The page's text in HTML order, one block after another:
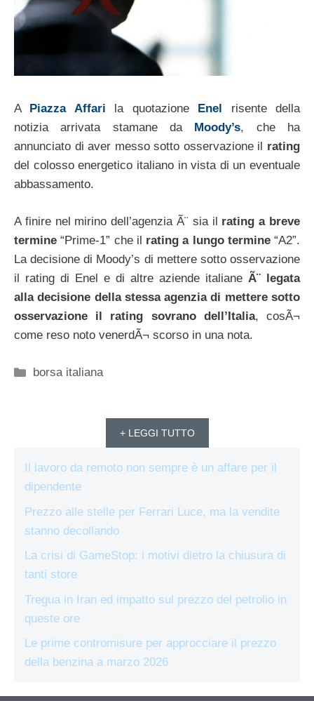
A Piazza Affari la quotazione Enel
risente della
notizia arrivata stamane da
Moody’s, che ha
annunciato di aver messo sotto osservazione il rating
del colosso energetico italiano in vista di un eventuale
abbassamento.
A finire nel mirino dell’agenzia Ã¨ sia il rating a breve
termine “Prime-1” che il rating a lungo termine“A2”.
La decisione di Moody’s di mettere sotto osservazione
il rating di Enel e di altre aziende italiane Ã¨ legata
alla decisione della stessa agenzia di mettere sotto
osservazione il rating sovrano dell’Italia, cosÃ¬
come reso noto venerdÃ¬ scorso in una nota.
Categorie
borsa italiana
+ LEGGI TUTTO
Il lavoro da remoto non sempre è un affare per il
dipendente
Prezzo alle stelle per Ferrari Luce, ma la vendite
stanno decollando
La crisi di GameStop: i motivi dietro la chiusura di
tanti store
Tregua in Iran ed impatto sul prezzo del petrolio in
queste ore
Le prime contromisure per approcciare il prezzo
della benzina a marzo 2026